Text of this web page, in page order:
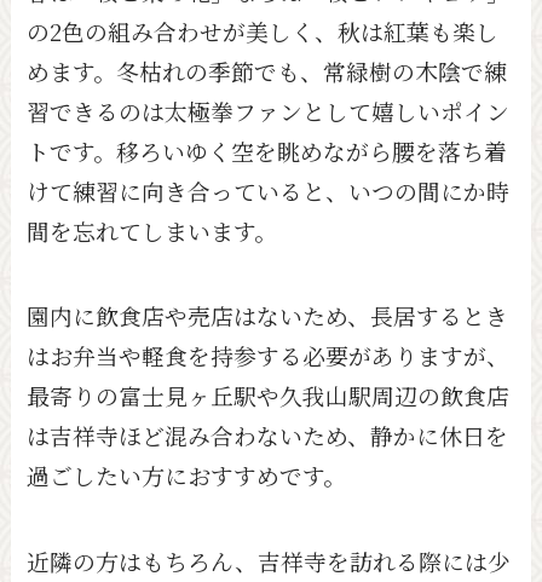
の2色の組み合わせが美しく、秋は紅葉も楽し
めます。冬枯れの季節でも、常緑樹の木陰で練
習できるのは太極拳ファンとして嬉しいポイン
トです。移ろいゆく空を眺めながら腰を落ち着
けて練習に向き合っていると、いつの間にか時
間を忘れてしまいます。
園内に飲食店や売店はないため、長居するとき
はお弁当や軽食を持参する必要がありますが、
最寄りの富士見ヶ丘駅や久我山駅周辺の飲食店
は吉祥寺ほど混み合わないため、静かに休日を
過ごしたい方におすすめです。
近隣の方はもちろん、吉祥寺を訪れる際には少